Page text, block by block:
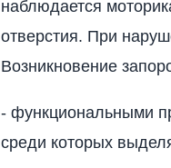
наблюдается
отверстия. При
Возникновение
- функциональными
среди которых